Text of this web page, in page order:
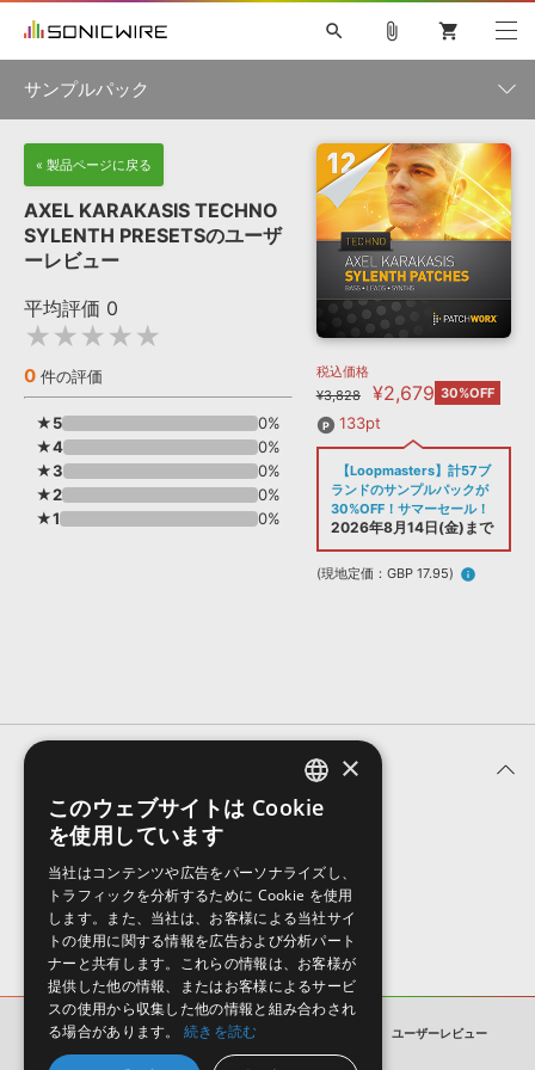
ソフト音源 »
プラグイン・エフェクト »
サンプルパック »
ソフトウェア／ツール »
DAW »
キャンペーン »
特集 »
SONICWIREブログ »
製品サポート情報 »
DTMガイド »
FAQ »
音楽カード
楽曲配信流通 サービス
無償のサウンド管理ソフト
search
初音ミク NT 巡音ルカ V4X
MEIKO V3
KAITO V3
VOCALOID TOONTRACK
SPITFIRE AUDIO
VIENNA
EZ DRUMMER 3 SERUM
ライセンスフリーBGM
サンプルパックを試そう
ボーカル抜き出し
DUBSTEP
MUTANT
ROUTER.FM
ソフト音源 プラグイン・エフェクト
ソフトウェア／ツール DAW 効果音
attach_file shopping_cart
サンプルパック
製品一覧
ジャンル
メーカー
フォーマット
ランキング
« 製品ページに戻る
AXEL KARAKASIS TECHNO
SYLENTH PRESETSのユーザ
ーレビュー
平均評価 0
★★★★★
0 件の評価
★5
0%
★4
0%
★3
0%
★2
0%
★1
0%
税込価格
¥3,828
¥2,679 30%OFF
133pt
【Loopmasters】計57ブ
ランドのサンプルパックが
30%OFF！サマーセール！
2026年8月14日(金)まで
(現地定価：GBP 17.95) info
ユーザーレビュー (0件)
表示順
AXEL KARAKASIS TECHNO SYLENTH PRESETS ユーザーレビュー
ENGLISH
×
このウェブサイトは Cookie
を使用しています
当社はコンテンツや広告をパーソナライズし、
トラフィックを分析するために Cookie を使用
します。また、当社は、お客様による当社サイ
トの使用に関する情報を広告および分析パート
ナーと共有します。これらの情報は、お客様が
提供した他の情報、またはお客様によるサービ
スの使用から収集した他の情報と組み合わされ
る場合があります。
続きを読む